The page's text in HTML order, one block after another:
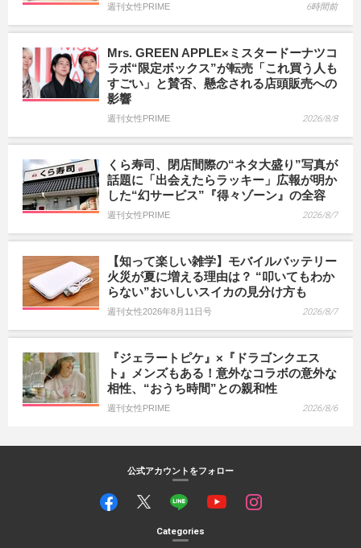
週刊女性PRIME 6時間前
Mrs. GREEN APPLE×ミスタードーナツコ
ラボ“限定ボックス”が転売「これ買う人も
すごい」と賛否、懸念される店頭販売への
影響
週刊女性PRIME 2026/8/8
くら寿司、閉店間際の“ネタ大盛り”写真が
話題に「出会えたらラッキー」広報が明か
した“幻サービス”『得々ゾーン』の全容
週刊女性PRIME 2026/8/7
【知って楽しい雑学】モバイルバッテリー
火災が夏に増える理由は？ “叩いてもわか
らない”おいしいスイカの見分け方も
週刊女性2026年8月11日号 2026/8/7
『ジェラートピケ』×『ドラゴンクエス
ト』メンズもある！意外なコラボの意外な
相性、“おうち時間”との親和性
週刊女性PRIME 2026/8/6
公式アカウントをフォロー
Categories